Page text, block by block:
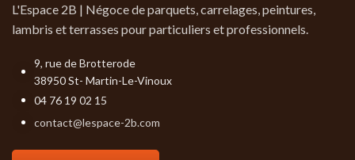
L'Espace 2B | Négoce de parquets, carrelages, peintures,
lambris et terrasses pour particuliers et professionnels.
9, rue de Brotterode
38950 St- Martin-Le-Vinoux
04 76 19 02 15
contact@lespace-2b.com